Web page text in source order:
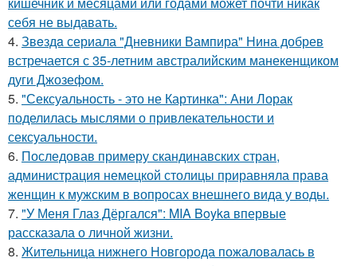
себя не выдавать.
4. Звeздa сериала "Дневники Вампира" Нина добрев
встречается с 35-летним австралийским манекенщиком
дуги Джозефом.
5. "Сексуальность - это не Картинка": Ани Лорак
поделилась мыслями о привлекательности и
сексуальности.
6. Последовав примеру скандинавских стран,
администрация немецкой столицы приравняла права
женщин к мужским в вопросах внешнего вида у воды.
7. "У Меня Глаз Дёргался": MIA Boyka впервые
рассказала о личной жизни.
8. Жительница нижнего Новгорода пожаловалась в